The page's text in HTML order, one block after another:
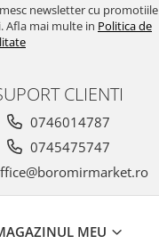
newsletter cu promotiile
Afla mai multe in Politica de
CLIENTI
0746014787
0745475747
MEU